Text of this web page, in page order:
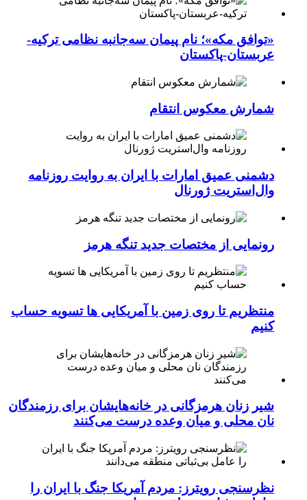
«توافق مکه»؛ نام پیمان سه‌جانبه نظامی ترکیه-
عربستان-پاکستان
شمارش معکوس انتقام
دشمنی عمیق امارات با ایران به روایت روزنامه
وال‌استریت ژورنال
رونمایی از مختصات جدید تنگه هرمز
منتظریم تا روی زمین با آمریکایی ها تسویه حساب
کنیم
شیر زنان هرمزگانی در خانه‌هایشان برای رزمندگان
نان محلی و میان وعده درست می‌کنند
نظرسنجی رویترز: مردم آمریکا جنگ با ایران را